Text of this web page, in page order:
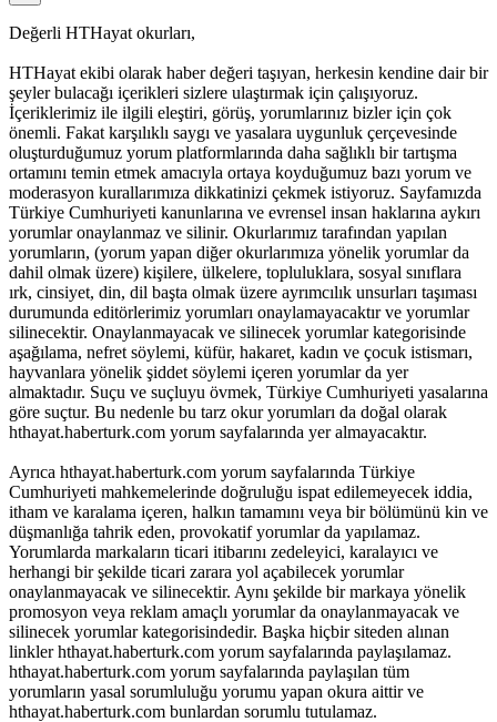
Değerli HTHayat okurları,
HTHayat ekibi olarak haber değeri taşıyan, herkesin kendine dair bir
şeyler bulacağı içerikleri sizlere ulaştırmak için çalışıyoruz.
İçeriklerimiz ile ilgili eleştiri, görüş, yorumlarınız bizler için çok
önemli. Fakat karşılıklı saygı ve yasalara uygunluk çerçevesinde
oluşturduğumuz yorum platformlarında daha sağlıklı bir tartışma
ortamını temin etmek amacıyla ortaya koyduğumuz bazı yorum ve
moderasyon kurallarımıza dikkatinizi çekmek istiyoruz. Sayfamızda
Türkiye Cumhuriyeti kanunlarına ve evrensel insan haklarına aykırı
yorumlar onaylanmaz ve silinir. Okurlarımız tarafından yapılan
yorumların, (yorum yapan diğer okurlarımıza yönelik yorumlar da
dahil olmak üzere) kişilere, ülkelere, topluluklara, sosyal sınıflara
ırk, cinsiyet, din, dil başta olmak üzere ayrımcılık unsurları taşıması
durumunda editörlerimiz yorumları onaylamayacaktır ve yorumlar
silinecektir. Onaylanmayacak ve silinecek yorumlar kategorisinde
aşağılama, nefret söylemi, küfür, hakaret, kadın ve çocuk istismarı,
hayvanlara yönelik şiddet söylemi içeren yorumlar da yer
almaktadır. Suçu ve suçluyu övmek, Türkiye Cumhuriyeti yasalarına
göre suçtur. Bu nedenle bu tarz okur yorumları da doğal olarak
hthayat.haberturk.com yorum sayfalarında yer almayacaktır.
Ayrıca hthayat.haberturk.com yorum sayfalarında Türkiye
Cumhuriyeti mahkemelerinde doğruluğu ispat edilemeyecek iddia,
itham ve karalama içeren, halkın tamamını veya bir bölümünü kin ve
düşmanlığa tahrik eden, provokatif yorumlar da yapılamaz.
Yorumlarda markaların ticari itibarını zedeleyici, karalayıcı ve
herhangi bir şekilde ticari zarara yol açabilecek yorumlar
onaylanmayacak ve silinecektir. Aynı şekilde bir markaya yönelik
promosyon veya reklam amaçlı yorumlar da onaylanmayacak ve
silinecek yorumlar kategorisindedir. Başka hiçbir siteden alınan
linkler hthayat.haberturk.com yorum sayfalarında paylaşılamaz.
hthayat.haberturk.com yorum sayfalarında paylaşılan tüm
yorumların yasal sorumluluğu yorumu yapan okura aittir ve
hthayat.haberturk.com bunlardan sorumlu tutulamaz.